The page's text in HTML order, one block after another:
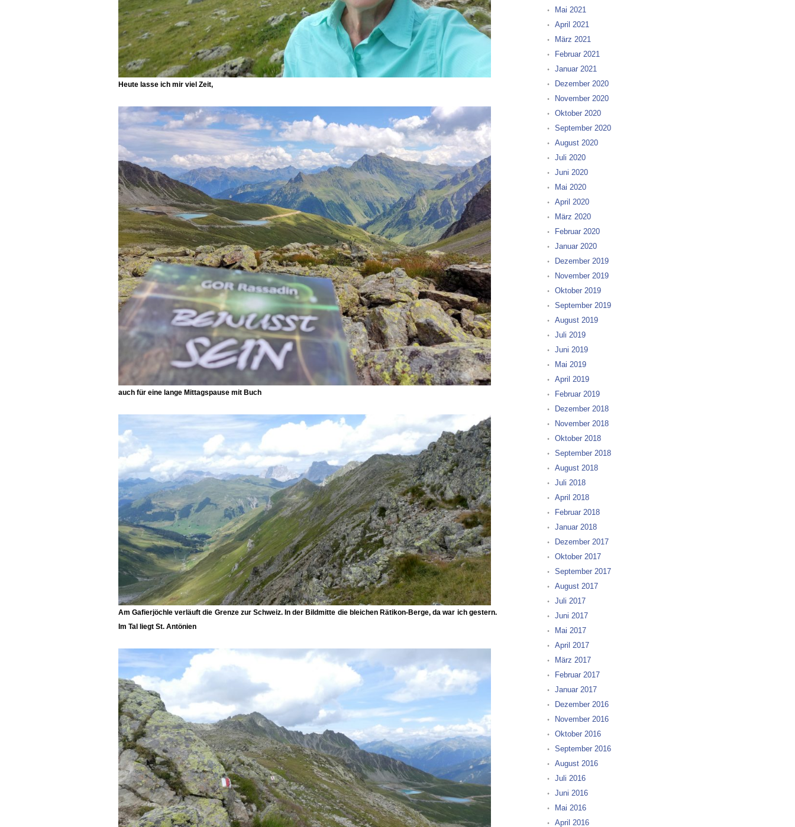
Heute lasse ich mir viel Zeit,
auch für eine lange Mittagspause mit Buch
Am Gafierjöchle verläuft die Grenze zur Schweiz. In der Bildmitte die bleichen Rätikon-Berge, da war ich gestern.
Im Tal liegt St. Antönien
Mai 2021
April 2021
März 2021
Februar 2021
Januar 2021
Dezember 2020
November 2020
Oktober 2020
September 2020
August 2020
Juli 2020
Juni 2020
Mai 2020
April 2020
März 2020
Februar 2020
Januar 2020
Dezember 2019
November 2019
Oktober 2019
September 2019
August 2019
Juli 2019
Juni 2019
Mai 2019
April 2019
Februar 2019
Dezember 2018
November 2018
Oktober 2018
September 2018
August 2018
Juli 2018
April 2018
Februar 2018
Januar 2018
Dezember 2017
Oktober 2017
September 2017
August 2017
Juli 2017
Juni 2017
Mai 2017
April 2017
März 2017
Februar 2017
Januar 2017
Dezember 2016
November 2016
Oktober 2016
September 2016
August 2016
Juli 2016
Juni 2016
Mai 2016
April 2016